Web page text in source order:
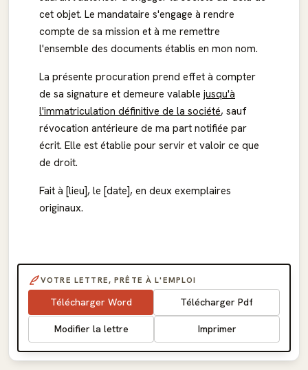
cet objet. Le mandataire s'engage à rendre
compte de sa mission et à me remettre
l'ensemble des documents établis en mon nom.
La présente procuration prend effet à compter
de sa signature et demeure valable jusqu'à
l'immatriculation définitive de la société, sauf
révocation antérieure de ma part notifiée par
écrit. Elle est établie pour servir et valoir ce que
de droit.
Fait à [lieu], le [date], en deux exemplaires
originaux.
VOTRE LETTRE, PRÊTE À L'EMPLOI
Télécharger Word Télécharger Pdf
Modifier la lettre Imprimer